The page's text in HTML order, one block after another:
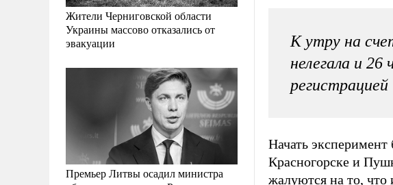
Жители Черниговской области
Украины массово отказались от
эвакуации
Премьер Литвы осадил министра
К утру на
нелегала и 26
регистрацией
Начать
Красногорске и
жалуются на то,